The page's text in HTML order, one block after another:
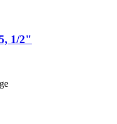
1/2"